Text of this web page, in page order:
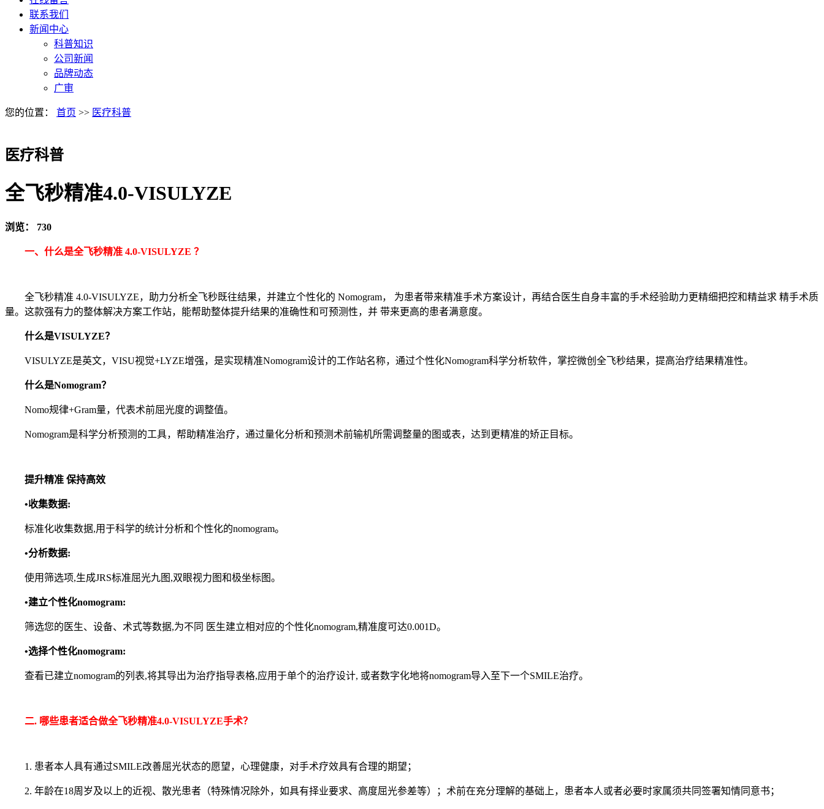
联系我们
新闻中心
科普知识
公司新闻
品牌动态
广审
您的位置： 首页 >> 医疗科普
医疗科普
全飞秒精准4.0-VISULYZE
浏览： 730
一、什么是全飞秒精准 4.0-VISULYZE ？
全飞秒精准 4.0-VISULYZE，助力分析全飞秒既往结果，并建立个性化的 Nomogram， 为患者带来精准手术方案设计，再结合医生自身丰富的手术经验助力更精细把控和精益求 精手术质
量。这款强有力的整体解决方案工作站，能帮助整体提升结果的准确性和可预测性，并 带来更高的患者满意度。
什么是VISULYZE？
VISULYZE是英文，VISU视觉+LYZE增强，是实现精准Nomogram设计的工作站名称，通过个性化Nomogram科学分析软件，掌控微创全飞秒结果，提高治疗结果精准性。
什么是Nomogram？
Nomo规律+Gram量，代表术前屈光度的调整值。
Nomogram是科学分析预测的工具，帮助精准治疗，通过量化分析和预测术前输机所需调整量的图或表，达到更精准的矫正目标。
提升精准 保持高效
•收集数据:
标准化收集数据,用于科学的统计分析和个性化的nomogram。
•分析数据:
使用筛选项,生成JRS标准屈光九图,双眼视力图和极坐标图。
•建立个性化nomogram:
筛选您的医生、设备、术式等数据,为不同 医生建立相对应的个性化nomogram,精准度可达0.001D。
•选择个性化nomogram:
查看已建立nomogram的列表,将其导出为治疗指导表格,应用于单个的治疗设计, 或者数字化地将nomogram导入至下一个SMILE治疗。
二. 哪些患者适合做全飞秒精准4.0-VISULYZE手术？
1. 患者本人具有通过SMILE改善屈光状态的愿望，心理健康，对手术疗效具有合理的期望；
2. 年龄在18周岁及以上的近视、散光患者（特殊情况除外，如具有择业要求、高度屈光参差等）；术前在充分理解的基础上，患者本人或者必要时家属须共同签署知情同意书；